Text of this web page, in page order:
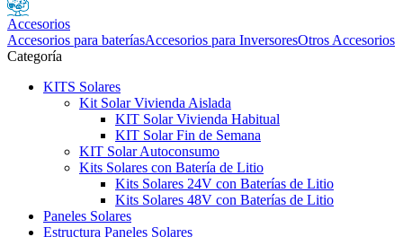
Accesorios
Accesorios para bateríasAccesorios para InversoresOtros Accesorios
Categoría
KITS Solares
Kit Solar Vivienda Aislada
KIT Solar Vivienda Habitual
KIT Solar Fin de Semana
KIT Solar Autoconsumo
Kits Solares con Batería de Litio
Kits Solares 24V con Baterías de Litio
Kits Solares 48V con Baterías de Litio
Paneles Solares
Estructura Paneles Solares